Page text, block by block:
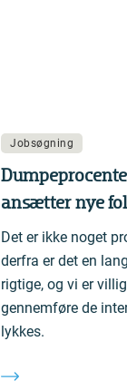
Jobsøgning
ansætter nye
Det er ikke noget
derfra er det en
rigtige, og vi er
gennemføre de
lykkes.